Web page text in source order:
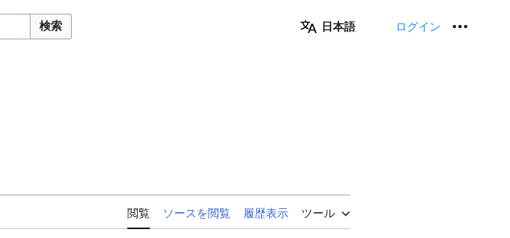
検索 日本語 ログイン
閲覧 ソースを閲覧 履歴表示 ツール